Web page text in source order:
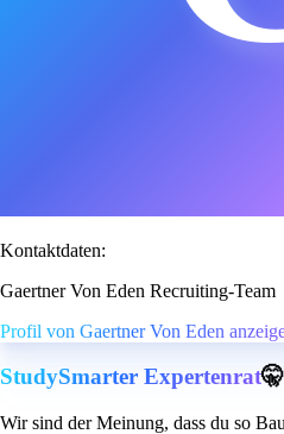
Kontaktdaten:
Gaertner Von Eden Recruiting-Team
Profil von Gaertner Von Eden
StudySmarter Expertenrat🤫
Wir sind der Meinung, dass du so